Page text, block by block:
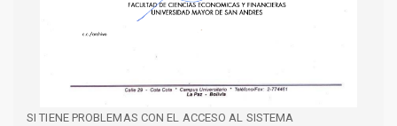
SI TIENE PROBLEMAS CON EL ACCESO AL SISTEMA